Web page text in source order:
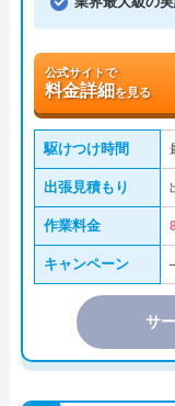
公式サイトで
料金詳細を見る
駆けつけ時間
出張見積もり
作業料金
キャンペーン
サ